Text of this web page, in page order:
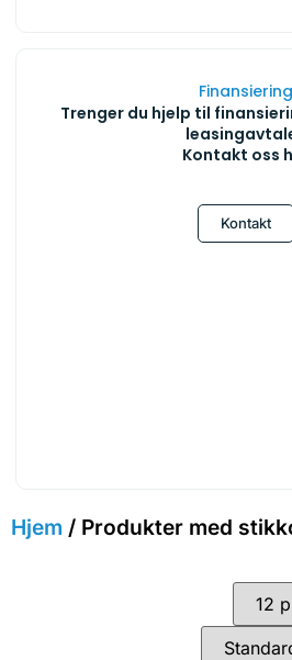
Finansiering
Trenger du hjelp til
Kontakt oss
Kontakt
Hjem / Produkter med